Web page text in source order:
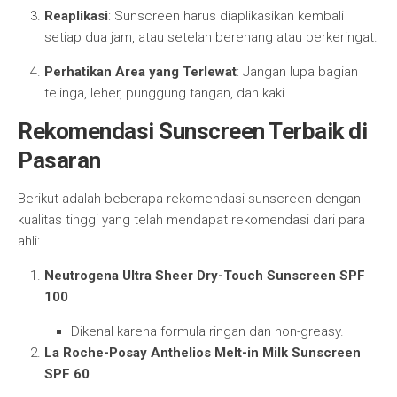
Reaplikasi: Sunscreen harus diaplikasikan kembali
setiap dua jam, atau setelah berenang atau berkeringat.
Perhatikan Area yang Terlewat: Jangan lupa bagian
telinga, leher, punggung tangan, dan kaki.
Rekomendasi Sunscreen Terbaik di
Pasaran
Berikut adalah beberapa rekomendasi sunscreen dengan
kualitas tinggi yang telah mendapat rekomendasi dari para
ahli:
Neutrogena Ultra Sheer Dry-Touch Sunscreen SPF
100
Dikenal karena formula ringan dan non-greasy.
La Roche-Posay Anthelios Melt-in Milk Sunscreen
SPF 60